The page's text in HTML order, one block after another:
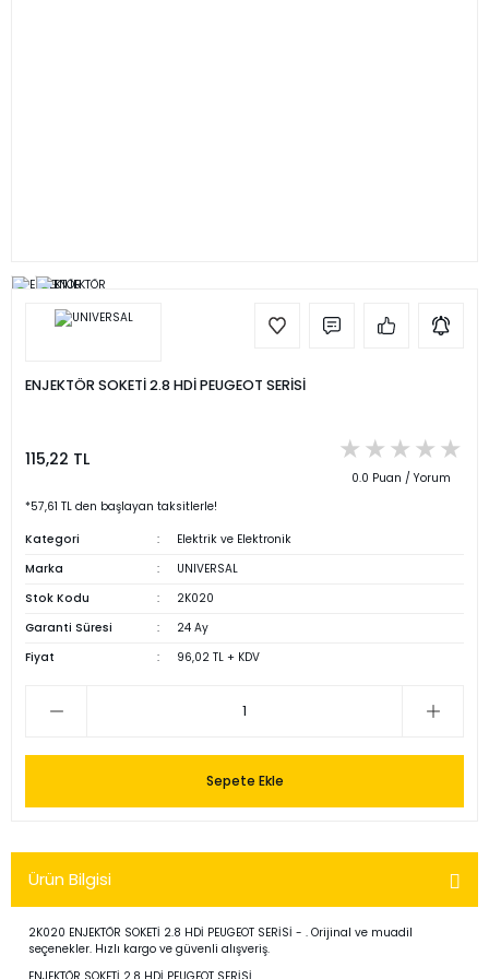
ENJEKTÖR SOKETİ 2.8 HDİ PEUGEOT SERİSİ
115,22 TL
0.0 Puan / Yorum
*57,61 TL den başlayan taksitlerle!
Kategori
Elektrik ve Elektronik
Marka
UNIVERSAL
Stok Kodu
2K020
Garanti Süresi
24 Ay
Fiyat
96,02 TL + KDV
Sepete Ekle
Ürün Bilgisi
2K020 ENJEKTÖR SOKETİ 2.8 HDİ PEUGEOT SERİSİ - . Orijinal ve muadil
seçenekler. Hızlı kargo ve güvenli alışveriş.